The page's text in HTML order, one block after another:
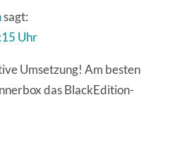
sagt:
Uhr
Umsetzung! Am besten
das BlackEdition-